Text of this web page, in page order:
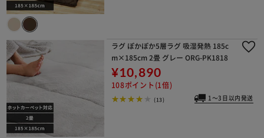
ラグ ぽかぽか5層ラグ 吸湿発熱 185c
m×185cm 2畳 グレー ORG-PK1818
¥10,890
108ポイント(1倍)
(13) 1～3日以内発送